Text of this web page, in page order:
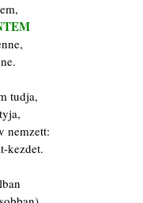
tudja,
nemzett:
kezdet.